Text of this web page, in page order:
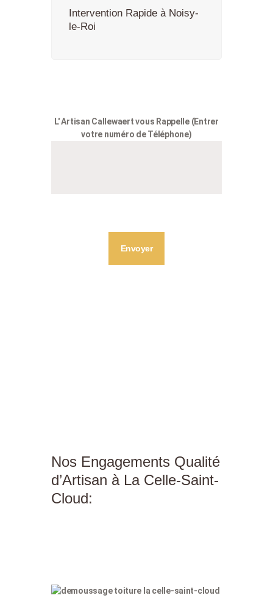
Intervention Rapide à Noisy-
le-Roi
L' Artisan Callewaert vous Rappelle (Entrer
votre numéro de Téléphone)
Nos Engagements Qualité
d’Artisan à La Celle-Saint-
Cloud: